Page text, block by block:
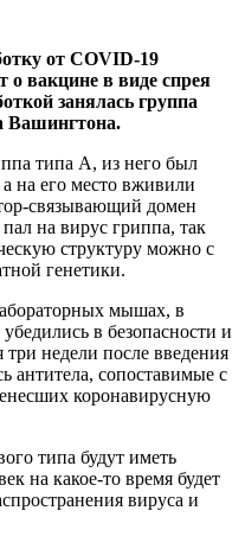
от COVID-19
о вакцине в виде спрея
занялась группа
Вашингтона.
типа А, из него был
на его место вживили
связывающий домен
на вирус гриппа, так
структуру можно с
генетики.
мышах, в
в безопасности и
недели после введения
антитела, сопоставимые с
коронавирусную
типа будут иметь
на какое-то время будет
вируса и